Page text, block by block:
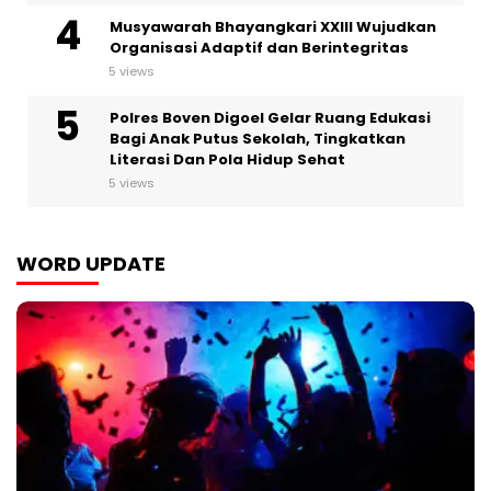
Musyawarah Bhayangkari XXIII Wujudkan
Organisasi Adaptif dan Berintegritas
5 views
Polres Boven Digoel Gelar Ruang Edukasi
Bagi Anak Putus Sekolah, Tingkatkan
Literasi Dan Pola Hidup Sehat
5 views
WORD UPDATE